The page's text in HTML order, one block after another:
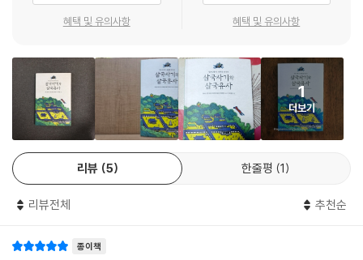
“옛사람 말에 「여러 입이 떠들면 쇠라도 녹여낸다」고 하였으니 이제 그까
짓 바닷속에 있는 미물이 어찌 여러 사람의 입을 겁내지 않겠습니까? 이 고
순정공이 그 말대로 하였더니, 용이 부인을 받들고 바다에서 나와 바쳤다.
공이 부인더러 바닷속 일을 물었더니 그가 말하였다.
“가지가지 보석으로 꾸민 궁전에, 먹는 것은 달고 연하고 향기롭고 깨끗하
여 인간 세상에서 먹는 음식이 아니었습니다.”
--- p.161 「수로 부인」
설 씨가 굳이 거절하고 가만히 도망하려다가 뜻을 이루지 못하게 되니, 마
이때 가실이 교대하여 돌아왔는데 모습이 수척하고 옷이 날고 해져 집안사
보리 청소년 고전 ‘만남’ 시리즈 세 번째로 선보이는 《삼국사기와 삼국유
하면서 《오산설림》《동국여지승람》과 같은 민족 고전에서 설화와 전기 작
품을 골라 실었다.
우리 겨레의 오래된 역사책 《삼국사기》와 《삼국유사》에는 고조선과 고구
려, 백제, 신라와 가야의 건국신화와 전설, 민담 들이 실려 있다. 이 이야기
들은 《삼국사기》와 《삼국유사》가 쓰이기 훨씬 오래전에 만들어져 입에서
입으로 전해지다가 책에 실리게 되었을 것이다. 옛사람들이 만들고 전하면
고려 때까지 신비로운 신화와 전설, 그 시대 활약했던 여러 인물들의 이야
혜택 및 유의사항 혜택 및 유의사항
1
더보기
리뷰 5 한줄평 1
리뷰전체 추천순
종이책